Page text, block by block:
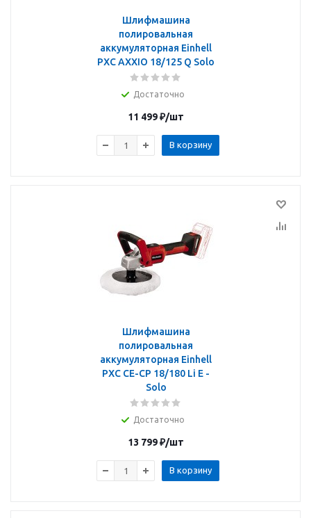
Шлифмашина
полировальная
аккумуляторная Einhell
PXC AXXIO 18/125 Q Solo
Достаточно
11 499₽/шт
В корзину
Шлифмашина
полировальная
аккумуляторная Einhell
PXC CE-CP 18/180 Li E -
Solo
Достаточно
13 799₽/шт
В корзину